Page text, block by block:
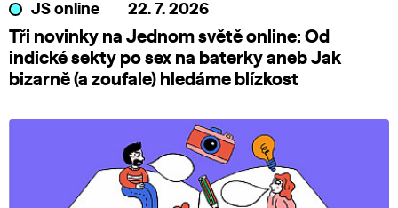
JS online 22. 7. 2026
Tři novinky na Jednom světě online: Od
indické sekty po sex na baterky aneb Jak
bizarně (a zoufale) hledáme blízkost